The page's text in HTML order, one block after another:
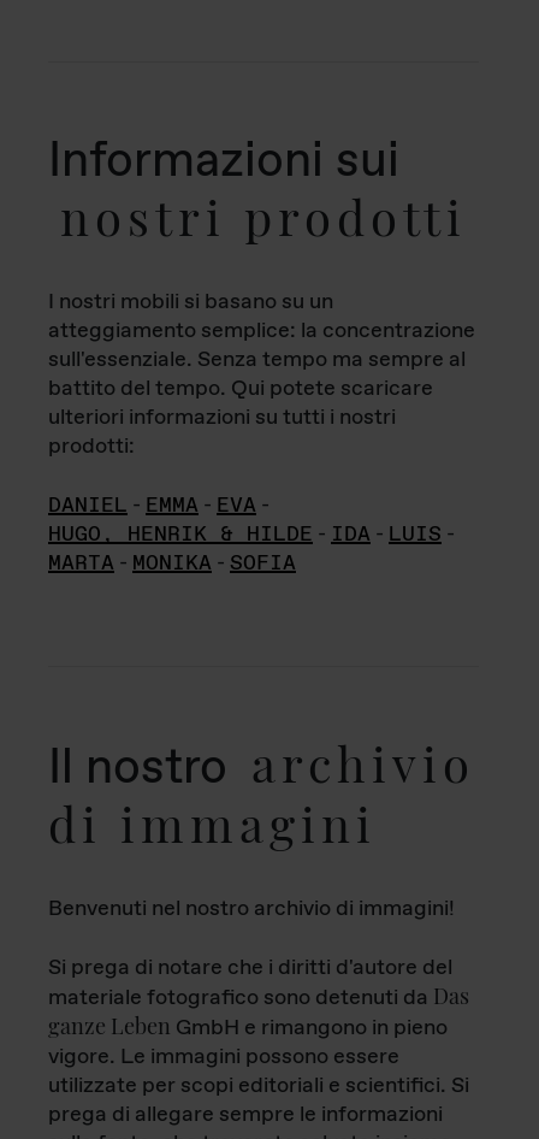
Informazioni sui
nostri prodotti
I nostri mobili si basano su un
atteggiamento semplice: la concentrazione
sull'essenziale. Senza tempo ma sempre al
battito del tempo. Qui potete scaricare
ulteriori informazioni su tutti i nostri
prodotti:
DANIEL - EMMA - EVA -
HUGO, HENRIK & HILDE - IDA - LUIS -
MARTA - MONIKA - SOFIA
Il nostro archivio
di immagini
Benvenuti nel nostro archivio di immagini!
Si prega di notare che i diritti d'autore del
materiale fotografico sono detenuti da Das
ganze Leben GmbH e rimangono in pieno
vigore. Le immagini possono essere
utilizzate per scopi editoriali e scientifici. Si
prega di allegare sempre le informazioni